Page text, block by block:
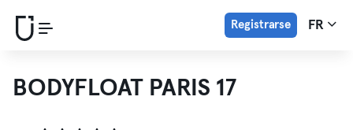
Registrarse FR
BODYFLOAT PARIS 17